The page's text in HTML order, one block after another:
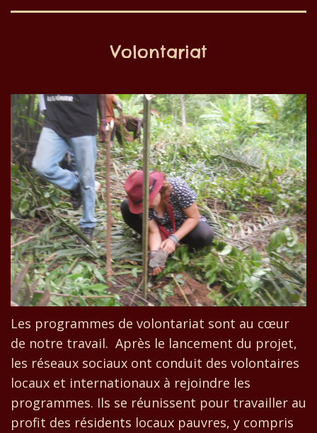
Volontariat
Les programmes de volontariat sont au cœur
de notre travail. Après le lancement du projet,
les réseaux sociaux ont conduit des volontaires
locaux et internationaux à rejoindre les
programmes. Ils se réunissent pour travailler au
profit des résidents locaux pauvres, y compris